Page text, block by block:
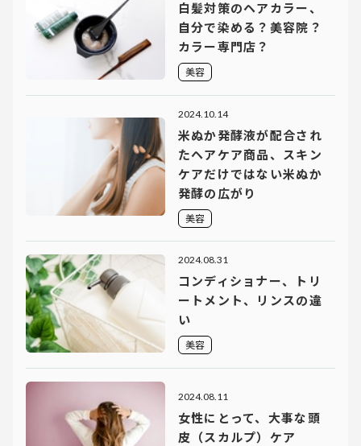
白髪対策のヘアカラー、
自分で染める？美容院？
カラー専門店？
美容
2024.10.14
米ぬか発酵液が配合され
たヘアケア商品、スキン
ケアだけではない米ぬか
発酵の広がり
美容
2024.08.31
コンディショナー、トリ
ートメント、リンスの違
い
美容
2024.08.11
女性にとって、大事な頭
皮（スカルプ）ケア